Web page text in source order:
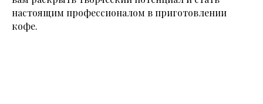
настоящим профессионалом в приготовлении
кофе.